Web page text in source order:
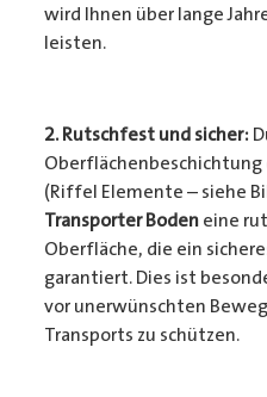
wird Ihnen über lange
leisten.
2. Rutschfest und sicher:
Oberflächenbeschichtung
(Riffel Elemente – siehe
Transporter Bodeneine
Oberfläche, die ein
garantiert. Dies ist
vor unerwünschten
Transports zu schützen.